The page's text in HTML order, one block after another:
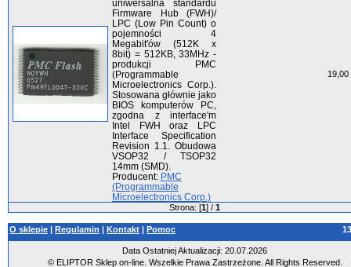
uniwersalna standardu
Firmware Hub (FWH)/
LPC (Low Pin Count) o
pojemności 4
Megabit'ów (512K x
8bit) = 512KB, 33MHz -
produkcji PMC
(Programmable
Microelectronics Corp.).
Stosowana głównie jako
BIOS komputerów PC,
zgodna z interface'm
Intel FWH oraz LPC
Interface Specification
Revision 1.1. Obudowa
VSOP32 / TSOP32
14mm (SMD).
Producent: PMC
(Programmable
Microelectronics Corp.)
19,00
Strona: [1] / 1
O sklepie | Regulamin | Kontakt | Pomoc
Data Ostatniej Aktualizacji: 20.07.2026
© ELIPTOR Sklep on-line. Wszelkie Prawa Zastrzeżone. All Rights Reserved.